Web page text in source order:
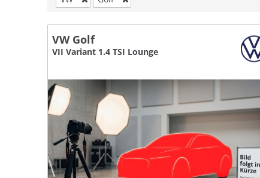
VW Golf
VII Variant 1.4 TSI Lounge